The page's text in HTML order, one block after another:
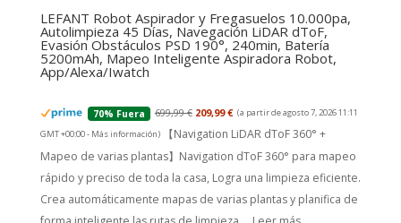
LEFANT Robot Aspirador y Fregasuelos 10.000pa,
Autolimpieza 45 Días, Navegación LiDAR dToF,
Evasión Obstáculos PSD 190°, 240min, Batería
5200mAh, Mapeo Inteligente Aspiradora Robot,
App/Alexa/Iwatch
70% Fuera 699,99 € 209,99 € (a partir de agosto 7, 2026 11:11
GMT +00:00 - Más información)
【Navigation LiDAR dToF 360° +
Mapeo de varias plantas】Navigation dToF 360° para mapeo
rápido y preciso de toda la casa, Logra una limpieza eficiente.
Crea automáticamente mapas de varias plantas y planifica de